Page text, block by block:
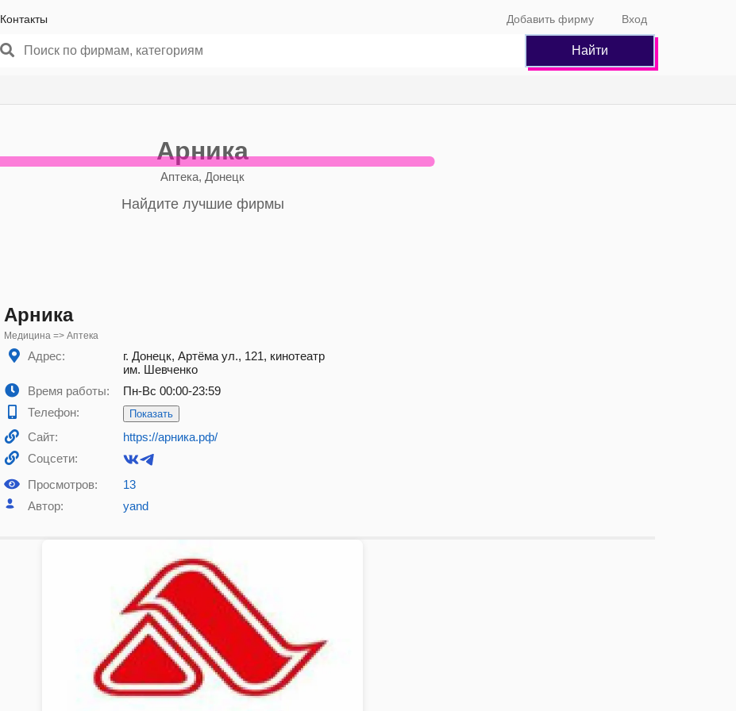
Контакты Добавить фирму Вход
Найти
Арника
Аптека, Донецк
Найдите лучшие фирмы
Арника
Медицина => Аптека
Адрес:
г. Донецк, Артёма ул., 121, кинотеатр
им. Шевченко
Время работы:
Пн-Вс 00:00-23:59
Телефон:
Показать
Сайт:
https://арника.рф/
Соцсети:
Просмотров:
13
Автор:
yand